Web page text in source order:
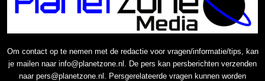
Om contact op te nemen met de redactie voor vragen/informatie/tips, kan
je mailen naar info@planetzone.nl. De pers kan persberichten verzenden
naar pers@planetzone.nl. Persgerelateerde vragen kunnen worden